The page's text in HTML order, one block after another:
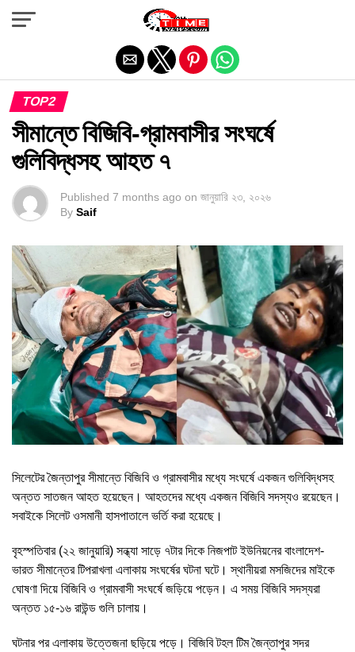
TOP2
সীমান্তে বিজিবি-গ্রামবাসীর সংঘর্ষে
গুলিবিদ্ধসহ আহত ৭
Published 7 months ago on জানুয়ারি ২৩, ২০২৬
By Saif
সিলেটের জৈন্তাপুর সীমান্তে বিজিবি ও গ্রামবাসীর মধ্যে সংঘর্ষে একজন গুলিবিদ্ধসহ
অন্তত সাতজন আহত হয়েছেন। আহতদের মধ্যে একজন বিজিবি সদস্যও রয়েছেন।
সবাইকে সিলেট ওসমানী হাসপাতালে ভর্তি করা হয়েছে।
বৃহস্পতিবার (২২ জানুয়ারি) সন্ধ্যা সাড়ে ৭টার দিকে নিজপাট ইউনিয়নের বাংলাদেশ-
ভারত সীমান্তের টিপরাখলা এলাকায় সংঘর্ষের ঘটনা ঘটে। স্থানীয়রা মসজিদের মাইকে
ঘোষণা দিয়ে বিজিবি ও গ্রামবাসী সংঘর্ষে জড়িয়ে পড়েন। এ সময় বিজিবি সদস্যরা
অন্তত ১৫-১৬ রাউন্ড গুলি চালায়।
ঘটনার পর এলাকায় উত্তেজনা ছড়িয়ে পড়ে। বিজিবি টহল টিম জৈন্তাপুর সদর
Exit mobile version